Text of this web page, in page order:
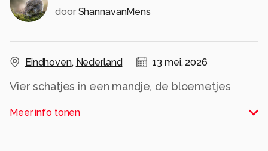
door ShannavanMens
Eindhoven, Nederland 13 mei, 2026
Vier schatjes in een mandje, de bloemetjes
Meer info tonen